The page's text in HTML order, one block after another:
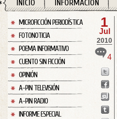
INICIO INFORMACIÓN
MICROFICCIÓN PERIODÍSTICA
FOTONOTICIA
POEMA INFORMATIVO
CUENTO SIN FICCIÓN
OPINIÓN
A-PIN TELEVISIÓN
A-PIN RADIO
INFORME ESPECIAL
1
Jul
2010
4